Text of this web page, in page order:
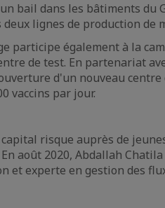
bail dans les bâtiments du
lignes de production de
participe également à la
de test. En partenariat
d'un nouveau
vaccins par jour.
risque auprès de
août 2020, Abdallah
et experte en gestion des